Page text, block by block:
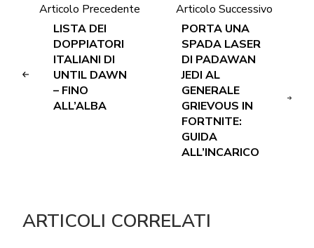
Articolo Precedente
LISTA DEI
DOPPIATORI
ITALIANI DI
UNTIL DAWN
– FINO
ALL’ALBA
Articolo Successivo
PORTA UNA
SPADA LASER
DI PADAWAN
JEDI AL
GENERALE
GRIEVOUS IN
FORTNITE:
GUIDA
ALL’INCARICO
ARTICOLI CORRELATI